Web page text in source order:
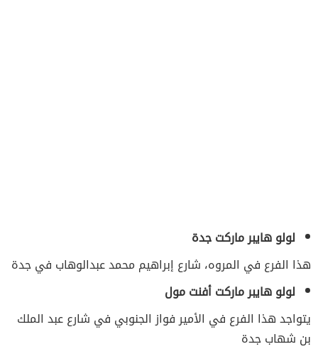
لولو هايبر ماركتجدة
هذا الفرع في المروه، شارع إبراهيم محمد عبدالوهاب في جدة
لولو هايبر ماركت أفنت مول
يتواجد هذا الفرع في الأمير فواز الجنوبي في شارع عبد الملك
بن شهاب جدة